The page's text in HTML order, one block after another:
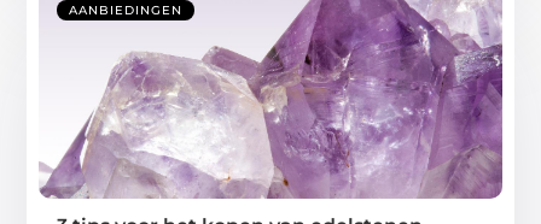
AANBIEDINGEN